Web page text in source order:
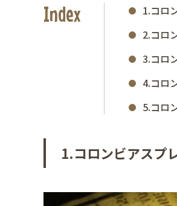
Index
1.コロ
2.コロ
3.コロ
4.コロ
5.コロ
1.コロンビアスプ